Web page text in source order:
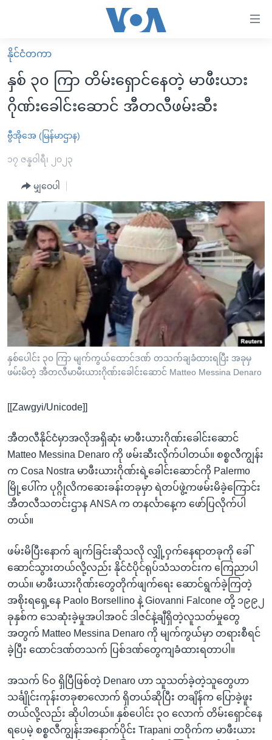
လွယ်ကူ
စေ
သည့်
Link
များ
ပင်မ
ကျော်
ကြည့်
ရန်
ပင်မ
အ
ညွန်း
စာမျက်နှာ
သို့
ကြည့်
ရန်
ရန်
သို့
ကျော်
ရန်
မူလစာမျက်နှာ
မြန်မာ
ကမ္ဘာ့သတင်းများ
နိုင်ငံတကာ
အမေရိကန်
အစ္စရေး-ပါလက်စတိုင်း
ဗွီဒီယို
သတင်းလွတ်လပ်ခွင့်
အင်္ဂလိပ်စာလေ့လာမယ်
အမေရိကန်သုံးအီဒီယံ
မကြေးမုံရဲ့ အင်္ဂလိပ်စာ
ရုပ်ရှင်ထဲက အင်္ဂလိပ်စာ
သုတပဒေသာ အင်္ဂလိပ်စာ
အပတ်စဉ်ကဏ္ဍများ
ရေဒီယို
တီဗွီ
ရေဒီယိုနှင့်ရုပ်သံ အချက်အလက်များ
ရေဒီယို/တီဗွီအစီအစဉ်
Learning English
ဗွီအိုအေ လူမှုကွန်ယက်များ
နိုင်ငံတကာ
နှစ် ၃၀ ကြာ တိမ်းရှောင်နေတဲ့ မာဖီးယား
ဂိုဏ်းခေါင်းဆောင် အီတလီဖမ်းဆီး
ဗွီအိုအေ (မြန်မာဌာန)
၁၇ ဇန္နဝါရီ၊ ၂၀၂၃
မျှဝေပါ
နှစ်ပေါင်း ၃၀ ကြာ မျက်ကွယ်ထောင်ဒဏ် တသက်ချခံထားရပြီး အခုမှ
ဖမ်းမိတဲ့ အီတလီမာမီးယားဂိုဏ်းခေါင်းဆောင် Matteo Messina Denaro
[[Zawgyi/Unicode]]
အီတလီနိုင်ငံမှာအလိုအရှိဆုံး မာဖီးယားဂိုဏ်းခေါင်းဆောင်
Matteo Messina Denaro ကို ဖမ်းဆီးလိုက်ပါတယ်။ စစ္စလီကျွန်း
က Cosa Nostra မာဖီးယားဂိုဏ်းရဲ့ခေါင်းဆောင်ကို Palermo
မြို့ပေါ်က ပုဂ္ဂိုလိကဆေးခန်းတခုမှာ ရဲတပ်ဖွဲ့ကဖမ်းမိခဲ့ကြောင်း
အီတလီသတင်းဌာန ANSA က တနင်္လာနေ့က ဖော်ပြလိုက်ပါ
တယ်။
ဖမ်းမိပြီးနောက် ချက်ခြင်းဆိုသလို လျှို့ဝှက်နေရာတခုကို ခေါ်
ဆောင်သွားတယ်လို့လည်း နိုင်ငံပိုင်ရုပ်သံသတင်းက ကြေညာပါ
တယ်။ မာဖီးယားဂိုဏ်းတွေတိုက်ဖျက်ရေး ဆောင်ရွက်ခဲ့ကြတဲ့
အစိုးရရှေ့နေ Paolo Borsellino နဲ့ Giovanni Falcone တို့ ၁၉၉၂
ခုနှစ်က သေဆုံးခဲ့မှုအပါအဝင် ဒါဇင်နဲ့ချီရှိတဲ့လူသတ်မှုတွေ
အတွက် Matteo Messina Denaro ကို မျက်ကွယ်မှာ တရားစီရင်
ခဲ့ပြီး ထောင်ဒဏ်တသက် ပြစ်ဒဏ်တွေကျခံထားရတာပါ။
အသက် ၆ဝ ရှိပြီဖြစ်တဲ့ Denaro ဟာ သူသတ်ခဲ့တဲ့သူတွေဟာ
သင်္ချိုင်းကုန်းတခုစာလောက် ရှိတယ်ဆိုပြီး တချိန်က ပြောခဲ့ဖူး
တယ်လို့လည်း ဆိုပါတယ်။ နှစ်ပေါင်း ၃ဝ လောက် တိမ်းရှောင်နေ
ရပေမဲ့ စစ္စလီကျွန်းအနောက်ပိုင်း Trapani တဝိုက်က မာဖီးယား